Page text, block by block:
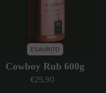
ESAURITO
Cowboy Rub 600g
Prezzo regolare
€25,90